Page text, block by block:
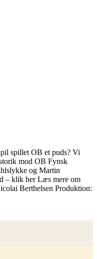
spillet OB et puds? Vi
mod OB Fynsk
og Martin
– klik her Læs mere om
Berthelsen Produktion: